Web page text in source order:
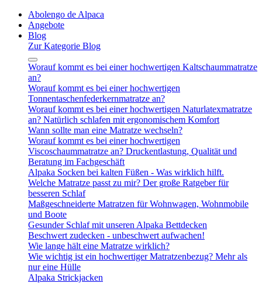
Abolengo de Alpaca
Angebote
Blog
Zur Kategorie Blog
Worauf kommt es bei einer hochwertigen Kaltschaummatratze
an?
Worauf kommt es bei einer hochwertigen
Tonnentaschenfederkernmatratze an?
Worauf kommt es bei einer hochwertigen Naturlatexmatratze
an? Natürlich schlafen mit ergonomischem Komfort
Wann sollte man eine Matratze wechseln?
Worauf kommt es bei einer hochwertigen
Viscoschaummatratze an? Druckentlastung, Qualität und
Beratung im Fachgeschäft
Alpaka Socken bei kalten Füßen - Was wirklich hilft.
Welche Matratze passt zu mir? Der große Ratgeber für
besseren Schlaf
Maßgeschneiderte Matratzen für Wohnwagen, Wohnmobile
und Boote
Gesunder Schlaf mit unseren Alpaka Bettdecken
Beschwert zudecken - unbeschwert aufwachen!
Wie lange hält eine Matratze wirklich?
Wie wichtig ist ein hochwertiger Matratzenbezug? Mehr als
nur eine Hülle
Alpaka Strickjacken